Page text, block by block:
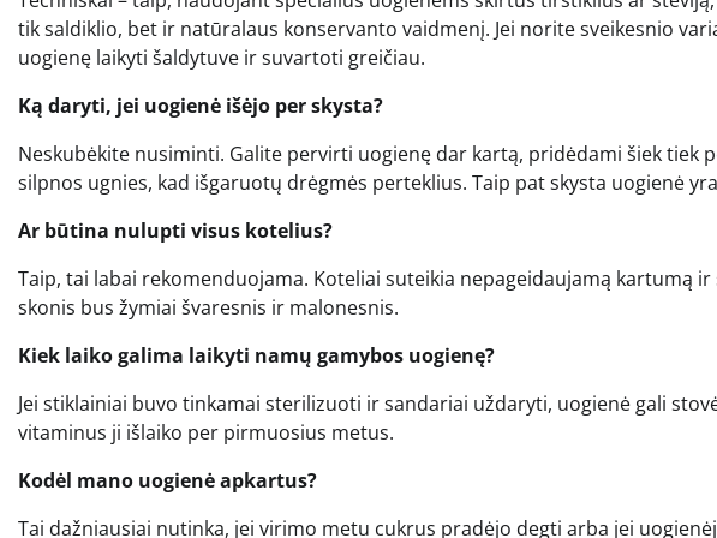
tik saldiklio, bet ir natūralaus konservanto vaidmenį. Jei norite sveikesnio
uogienę laikyti šaldytuve ir suvartoti greičiau.
Ką daryti, jei uogienė išėjo per skysta?
Neskubėkite nusiminti. Galite pervirti uogienę dar kartą, pridėdami šiek tiek
silpnos ugnies, kad išgaruotų drėgmės perteklius. Taip pat skysta uogienė
Ar būtina nulupti visus kotelius?
Taip, tai labai rekomenduojama. Koteliai suteikia nepageidaujamą kartumą
skonis bus žymiai švaresnis ir malonesnis.
Kiek laiko galima laikyti namų gamybos uogienę?
Jei stiklainiai buvo tinkamai sterilizuoti ir sandariai uždaryti, uogienė gali
vitaminus ji išlaiko per pirmuosius metus.
Kodėl mano uogienė apkartus?
Tai dažniausiai nutinka, jei virimo metu cukrus pradėjo degti arba jei